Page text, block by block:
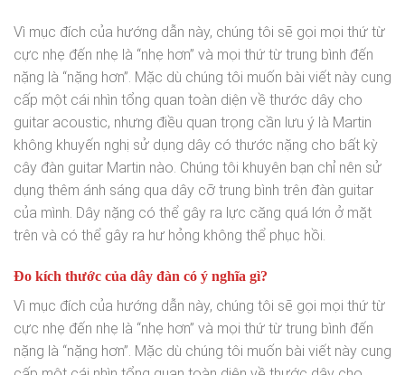
Vì mục đích của hướng dẫn này, chúng tôi sẽ gọi mọi thứ từ
cực nhẹ đến nhẹ là “nhẹ hơn” và mọi thứ từ trung bình đến
nặng là “nặng hơn”. Mặc dù chúng tôi muốn bài viết này cung
cấp một cái nhìn tổng quan toàn diện về thước dây cho
guitar acoustic, nhưng điều quan trọng cần lưu ý là Martin
không khuyến nghị sử dụng dây có thước nặng cho bất kỳ
cây đàn guitar Martin nào. Chúng tôi khuyên bạn chỉ nên sử
dụng thêm ánh sáng qua dây cỡ trung bình trên đàn guitar
của mình. Dây nặng có thể gây ra lực căng quá lớn ở mặt
trên và có thể gây ra hư hỏng không thể phục hồi.
Đo kích thước của dây đàn có ý nghĩa gì?
Vì mục đích của hướng dẫn này, chúng tôi sẽ gọi mọi thứ từ
cực nhẹ đến nhẹ là “nhẹ hơn” và mọi thứ từ trung bình đến
nặng là “nặng hơn”. Mặc dù chúng tôi muốn bài viết này cung